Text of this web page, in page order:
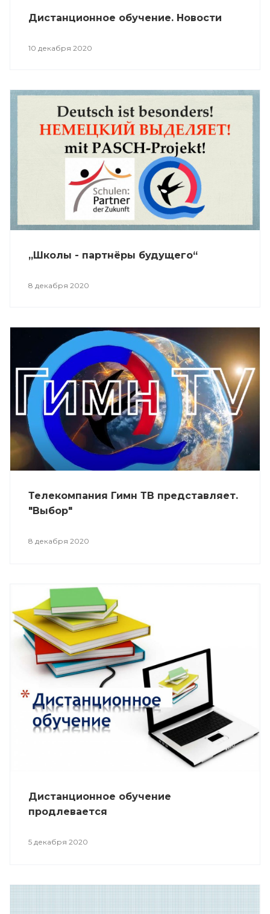
Дистанционное обучение. Новости
10 декабря 2020
„Школы - партнёры будущего“
8 декабря 2020
Телекомпания Гимн ТВ представляет.
"Выбор"
8 декабря 2020
Дистанционное обучение
продлевается
5 декабря 2020